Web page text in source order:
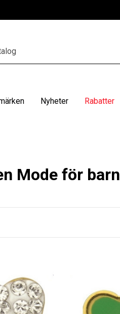
Nyheter Rabatter
Mode för barn